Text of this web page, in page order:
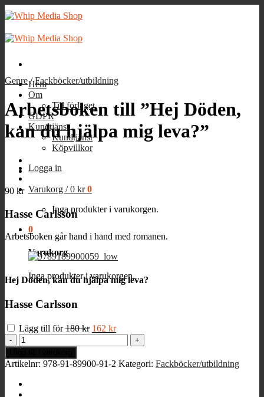
Skip
to
Hem
Om
Till förlaget
GDPR
Kundtjänst
Kundtjänst
Köpvillkor
Logga in
Varukorg /0 kr 0
Inga produkter i varukorgen.
0
Varukorg
Inga produkter i varukorgen.
Genre / Fackböcker/utbildning
Arbetsboken till ”Hej Döden,
kan du hjälpa mig leva?”
90 kr
Hasse Carlsson
Arbetsboken går hand i hand med romanen.
Hej Döden, kan du hjälpa mig leva?
Hasse Carlsson
Lägg till för180kr Det
ursprungliga
priset
var:
180 kr.
162 krDet
nuvarande
priset
är:
162 kr.
Arbetsboken
till
"Hej
Döden,
kan
du
Artikelnr: 978-91-89900-91-2 Kategori: Fackböcker/utbildning